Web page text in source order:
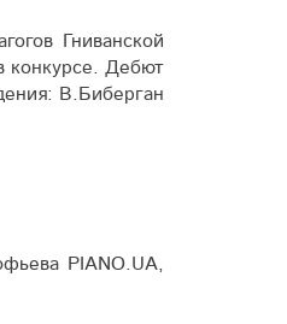
Гниванской
конкурсе. Дебют
В.Биберган
PIANO.UA,